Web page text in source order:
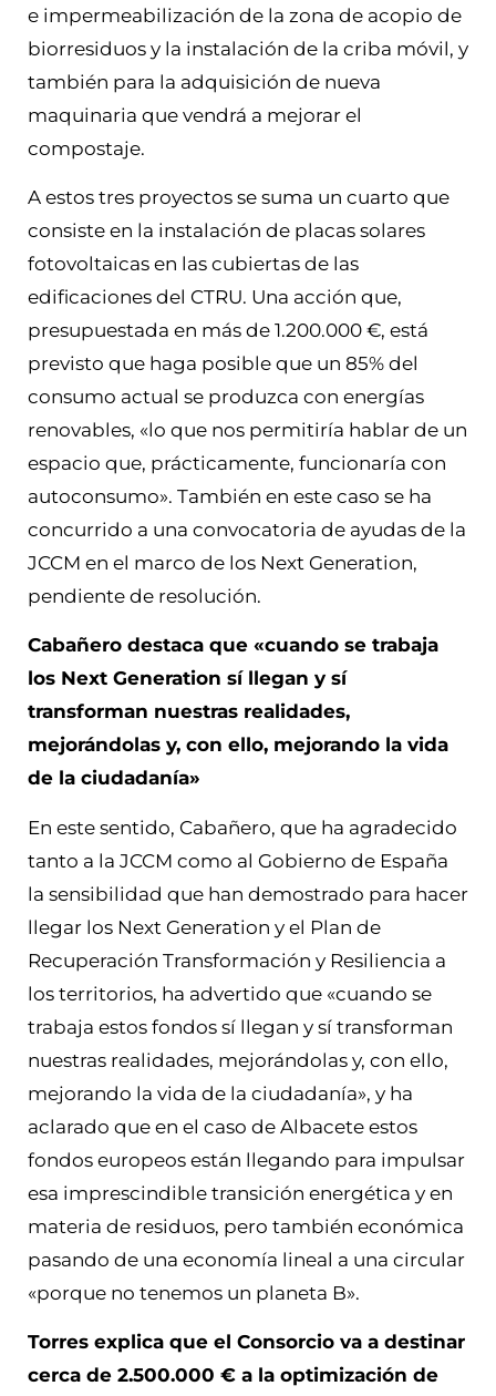
e impermeabilización de la zona de acopio de
biorresiduos y la instalación de la criba móvil, y
también para la adquisición de nueva
maquinaria que vendrá a mejorar el
compostaje.
A estos tres proyectos se suma un cuarto que
consiste en la instalación de placas solares
fotovoltaicas en las cubiertas de las
edificaciones del CTRU. Una acción que,
presupuestada en más de 1.200.000 €, está
previsto que haga posible que un 85% del
consumo actual se produzca con energías
renovables, «lo que nos permitiría hablar de un
espacio que, prácticamente, funcionaría con
autoconsumo». También en este caso se ha
concurrido a una convocatoria de ayudas de la
JCCM en el marco de los Next Generation,
pendiente de resolución.
Cabañero destaca que «cuando se trabaja
los Next Generation sí llegan y sí
transforman nuestras realidades,
mejorándolas y, con ello, mejorando la vida
de la ciudadanía»
En este sentido, Cabañero, que ha agradecido
tanto a la JCCM como al Gobierno de España
la sensibilidad que han demostrado para hacer
llegar los Next Generation y el Plan de
Recuperación Transformación y Resiliencia a
los territorios, ha advertido que «cuando se
trabaja estos fondos sí llegan y sí transforman
nuestras realidades, mejorándolas y, con ello,
mejorando la vida de la ciudadanía», y ha
aclarado que en el caso de Albacete estos
fondos europeos están llegando para impulsar
esa imprescindible transición energética y en
materia de residuos, pero también económica
pasando de una economía lineal a una circular
«porque no tenemos un planeta B».
Torres explica que el Consorcio va a destinar
cerca de 2.500.000 € a la optimización de